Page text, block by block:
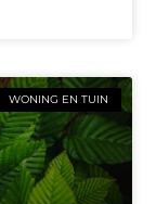
WONING EN TUIN